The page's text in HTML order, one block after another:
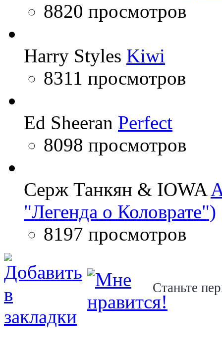
8820 просмотров
Harry Styles Kiwi
8311 просмотров
Ed Sheeran Perfect
8098 просмотров
Серж Танкян & IOWA
"Легенда о Коловрате")
8197 просмотров
Станьте